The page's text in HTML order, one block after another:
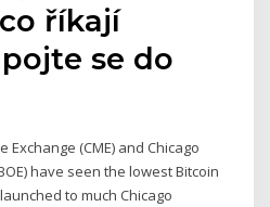
říkají
se do
Exchange (CME) and Chicago
have seen the lowest Bitcoin
to much Chicago